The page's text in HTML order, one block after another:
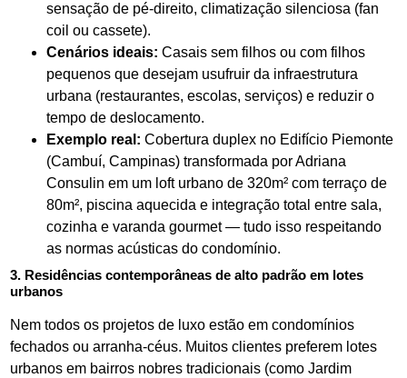
sensação de pé-direito, climatização silenciosa (fan
coil ou cassete).
Cenários ideais: Casais sem filhos ou com filhos
pequenos que desejam usufruir da infraestrutura
urbana (restaurantes, escolas, serviços) e reduzir o
tempo de deslocamento.
Exemplo real: Cobertura duplex no Edifício Piemonte
(Cambuí, Campinas) transformada por Adriana
Consulin em um loft urbano de 320m² com terraço de
80m², piscina aquecida e integração total entre sala,
cozinha e varanda gourmet — tudo isso respeitando
as normas acústicas do condomínio.
3. Residências contemporâneas de alto padrão em lotes
urbanos
Nem todos os projetos de luxo estão em condomínios
fechados ou arranha-céus. Muitos clientes preferem lotes
urbanos em bairros nobres tradicionais (como Jardim